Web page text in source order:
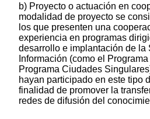
b) Proyecto o actuación en
modalidad de proyecto se
los que presenten una
experiencia en programas
desarrollo e implantación de la
Información (como el
Programa Ciudades
hayan participado en este tipo
finalidad de promover la
redes de difusión del